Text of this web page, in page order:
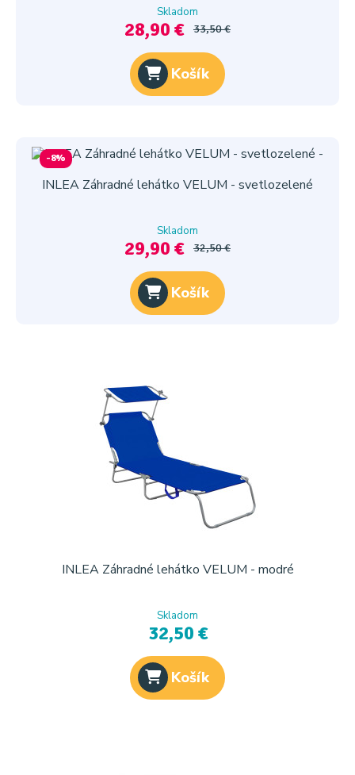
Skladom
28,90 € 33,50 €
Košík
-8%
INLEA Záhradné lehátko VELUM - svetlozelené
Skladom
29,90 € 32,50 €
Košík
INLEA Záhradné lehátko VELUM - modré
Skladom
32,50 €
Košík